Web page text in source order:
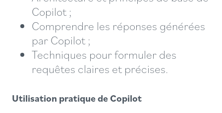
Copilot ;
Comprendre les réponses générées
par Copilot ;
Techniques pour formuler des
requêtes claires et précises.
Utilisation pratique de Copilot